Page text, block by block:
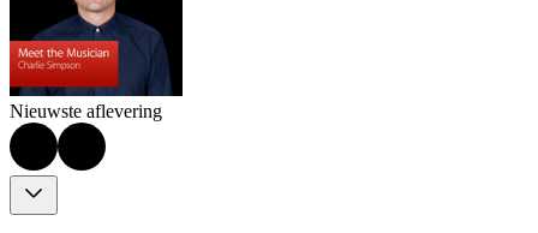
Nieuwste aflevering